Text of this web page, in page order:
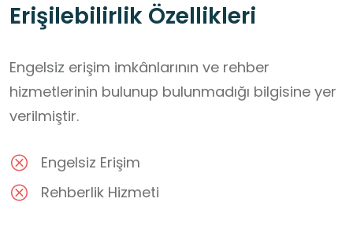
Erişilebilirlik Özellikleri
Engelsiz erişim imkânlarının ve rehber
hizmetlerinin bulunup bulunmadığı bilgisine yer
verilmiştir.
Engelsiz Erişim
Rehberlik Hizmeti